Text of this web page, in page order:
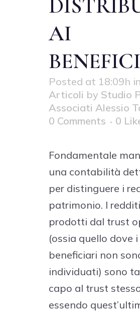
AI
Posted at 18:09h in
Articoli by Studio
Associati Alessio
0 Comments
0
Fondamentale
una contabilità
per distinguere i
patrimonio. I redditi
prodotti dal trust
(ossia quello dove i
beneficiari non
individuati) sono
capo al trust
essendo